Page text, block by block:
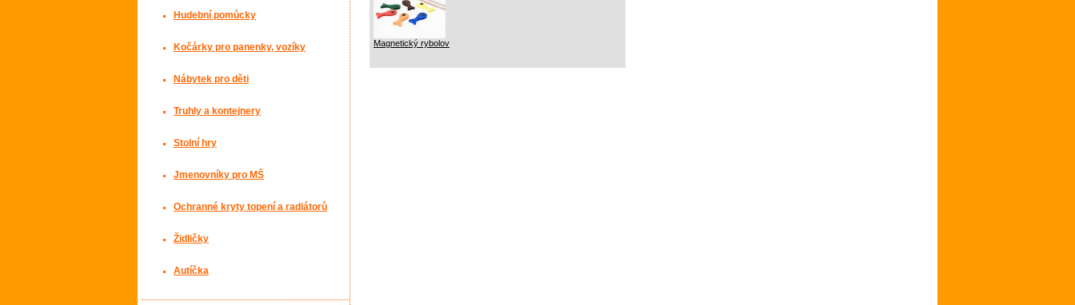
Magnetický rybolov
Hudební pomůcky
Kočárky pro panenky, vozíky
Nábytek pro děti
Truhly a kontejnery
Stolní hry
Jmenovníky pro MŠ
Ochranné kryty topení a radiátorů
Židličky
Autíčka